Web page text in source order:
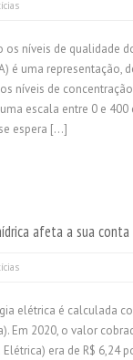
os níveis de qualidade
é uma representação,
níveis de
escala entre 0 e 400
espera […]
afeta a sua
elétrica é calculada
Em 2020, o valor
era de R$ 6,24